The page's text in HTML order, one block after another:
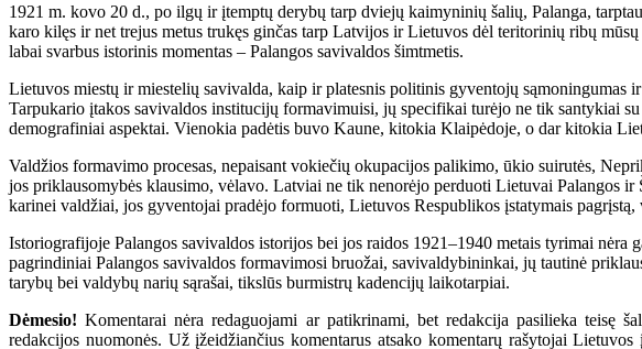
1921 m. kovo 20 d., po ilgų ir įtemptų derybų tarp dviejų kaimyninių šalių, Palanga,
karo kilęs ir net trejus metus trukęs ginčas tarp Latvijos ir Lietuvos dėl teritorinių ribų
labai svarbus istorinis momentas – Palangos savivaldos šimtmetis.
Lietuvos miestų ir miestelių savivalda, kaip ir platesnis politinis gyventojų
Tarpukario įtakos savivaldos institucijų formavimuisi, jų specifikai turėjo ne tik santykiai
demografiniai aspektai. Vienokia padėtis buvo Kaune, kitokia Klaipėdoje, o dar kitokia
Valdžios formavimo procesas, nepaisant vokiečių okupacijos palikimo, ūkio suirutės,
jos priklausomybės klausimo, vėlavo. Latviai ne tik nenorėjo perduoti Lietuvai Palangos
karinei valdžiai, jos gyventojai pradėjo formuoti, Lietuvos Respublikos įstatymais pagrįstą,
Istoriografijoje Palangos savivaldos istorijos bei jos raidos 1921–1940 metais tyrimai
pagrindiniai Palangos savivaldos formavimosi bruožai, savivaldybininkai, jų tautinė
tarybų bei valdybų narių sąrašai, tikslūs burmistrų kadencijų laikotarpiai.
Dėmesio! Komentarai nėra redaguojami ar patikrinami, bet redakcija pasilieka teisę
redakcijos nuomonės. Už įžeidžiančius komentarus atsako komentarų rašytojai